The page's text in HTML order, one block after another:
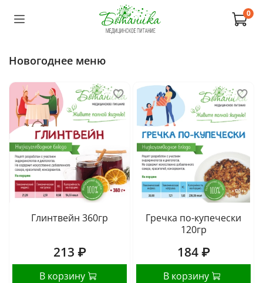
0
Новогоднее меню
Глинтвейн 360гр
213 ₽
В корзину
Гречка по-купечески
120гр
184 ₽
В корзину